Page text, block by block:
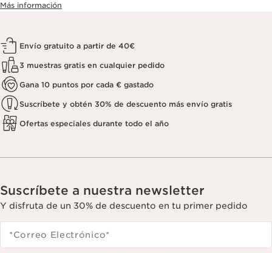
Más información
Envío gratuito a partir de 40€
3 muestras gratis en cualquier pedido
Gana 10 puntos por cada € gastado
Suscríbete y obtén 30% de descuento más envío gratis
Ofertas especiales durante todo el año
Suscríbete a nuestra newsletter
Y disfruta de un 30% de descuento en tu primer pedido
*Correo Electrónico*